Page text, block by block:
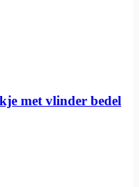
met vlinder bedel